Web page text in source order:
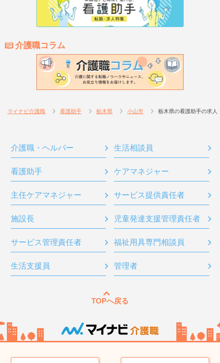
介護職コラム
マイナビ介護職 看護助手 栃木県 小山市 栃木県の看護助手の求人
介護職・ヘルパー 生活相談員
看護助手 ケアマネジャー
主任ケアマネジャー サービス提供責任者
施設長 児童発達支援管理責任者
サービス管理責任者 福祉用具専門相談員
生活支援員 管理者
TOPへ戻る